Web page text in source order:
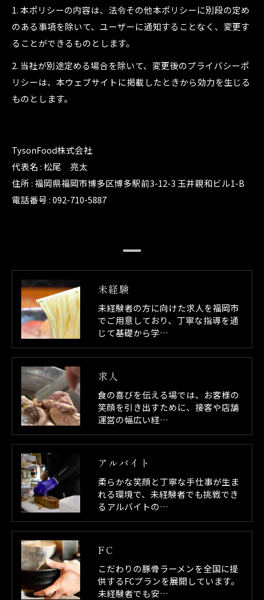
1. 本ポリシーの内容は、法令その他本ポリシーに別段の定め
のある事項を除いて、ユーザーに通知することなく、変更す
ることができるものとします。
2. 当社が別途定める場合を除いて、変更後のプライバシーポ
リシーは、本ウェブサイトに掲載したときから効力を生じる
ものとします。
TysonFood株式会社
代表名 : 松尾 亮太
住所 : 福岡県福岡市博多区博多駅前3-12-3 玉井親和ビル1-B
電話番号 : 092-710-5887
未経験
未経験者の方に向けた求人を福岡市
でご用意しており、丁寧な指導を通
じて基礎から学…
求人
食の喜びを伝える場では、お客様の
笑顔を引き出すために、接客や店舗
運営の幅広い経…
アルバイト
柔らかな笑顔と丁寧な手仕事が生ま
れる環境で、未経験者でも挑戦でき
るアルバイトの…
FC
こだわりの豚骨ラーメンを全国に提
供するFCプランを展開しています。
未経験者でも安…